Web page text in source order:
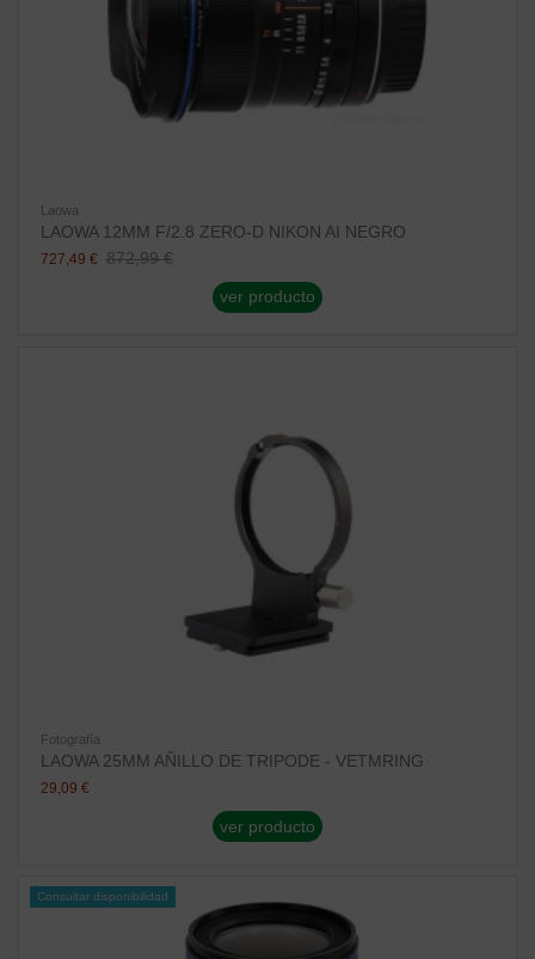
Laowa
LAOWA 12MM F/2.8 ZERO-D NIKON AI NEGRO
727,49 € 872,99 €
ver producto
Fotografía
LAOWA 25MM AÑILLO DE TRIPODE - VETMRING
29,09 €
ver producto
Consultar disponibilidad